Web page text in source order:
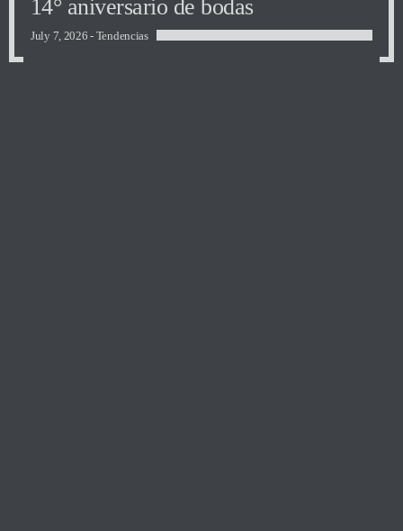
14° aniversario de bodas
14° aniversario de bodas
14° aniversario de bodas
July 7, 2026 - Tendencias